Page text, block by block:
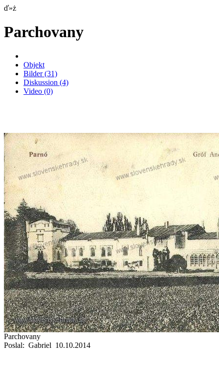
ď»ż
Parchovany
Objekt
Bilder(31)
Diskussion (4)
Video (0)
Parchovany
Poslal: Gabriel 10.10.2014